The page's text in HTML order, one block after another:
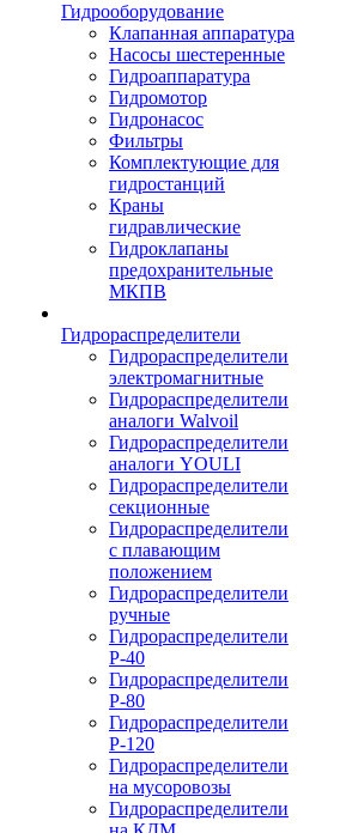
Гидрооборудование
Клапанная аппаратура
Насосы шестеренные
Гидроаппаратура
Гидромотор
Гидронасос
Фильтры
Комплектующие для
гидростанций
Краны
гидравлические
Гидроклапаны
предохранительные
МКПВ
Гидрораспределители
Гидрораспределители
электромагнитные
Гидрораспределители
аналоги Walvoil
Гидрораспределители
аналоги YOULI
Гидрораспределители
секционные
Гидрораспределители
с плавающим
положением
Гидрораспределители
ручные
Гидрораспределители
Р-40
Гидрораспределители
Р-80
Гидрораспределители
Р-120
Гидрораспределители
на мусоровозы
Гидрораспределители